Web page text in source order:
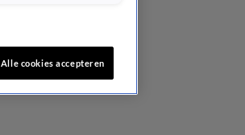
Alle cookies accepteren